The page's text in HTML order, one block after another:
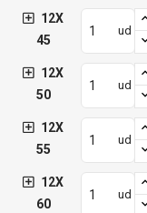
12X
45
ud
12X
50
ud
12X
55
ud
12X
60
ud